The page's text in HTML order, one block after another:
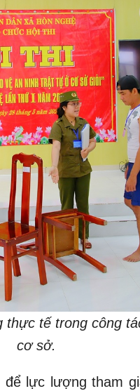
thực tế trong công
cơ sở.
để lực lượng tham